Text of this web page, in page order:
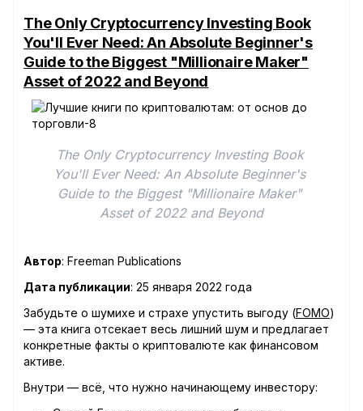
The Only Cryptocurrency Investing Book
You'll Ever Need: An Absolute Beginner's
Guide to the Biggest "Millionaire Maker"
Asset of 2022 and Beyond
The Only Cryptocurrency Investing Book
You'll Ever Need: An Absolute Beginner's
Guide to the Biggest "Millionaire Maker"
Asset of 2022 and Beyond
Автор: Freeman Publications
Дата публикации: 25 января 2022 года
Забудьте о шумихе и страхе упустить выгоду (FOMO)
— эта книга отсекает весь лишний шум и предлагает
конкретные факты о криптовалюте как финансовом
активе.
Внутри — всё, что нужно начинающему инвестору: